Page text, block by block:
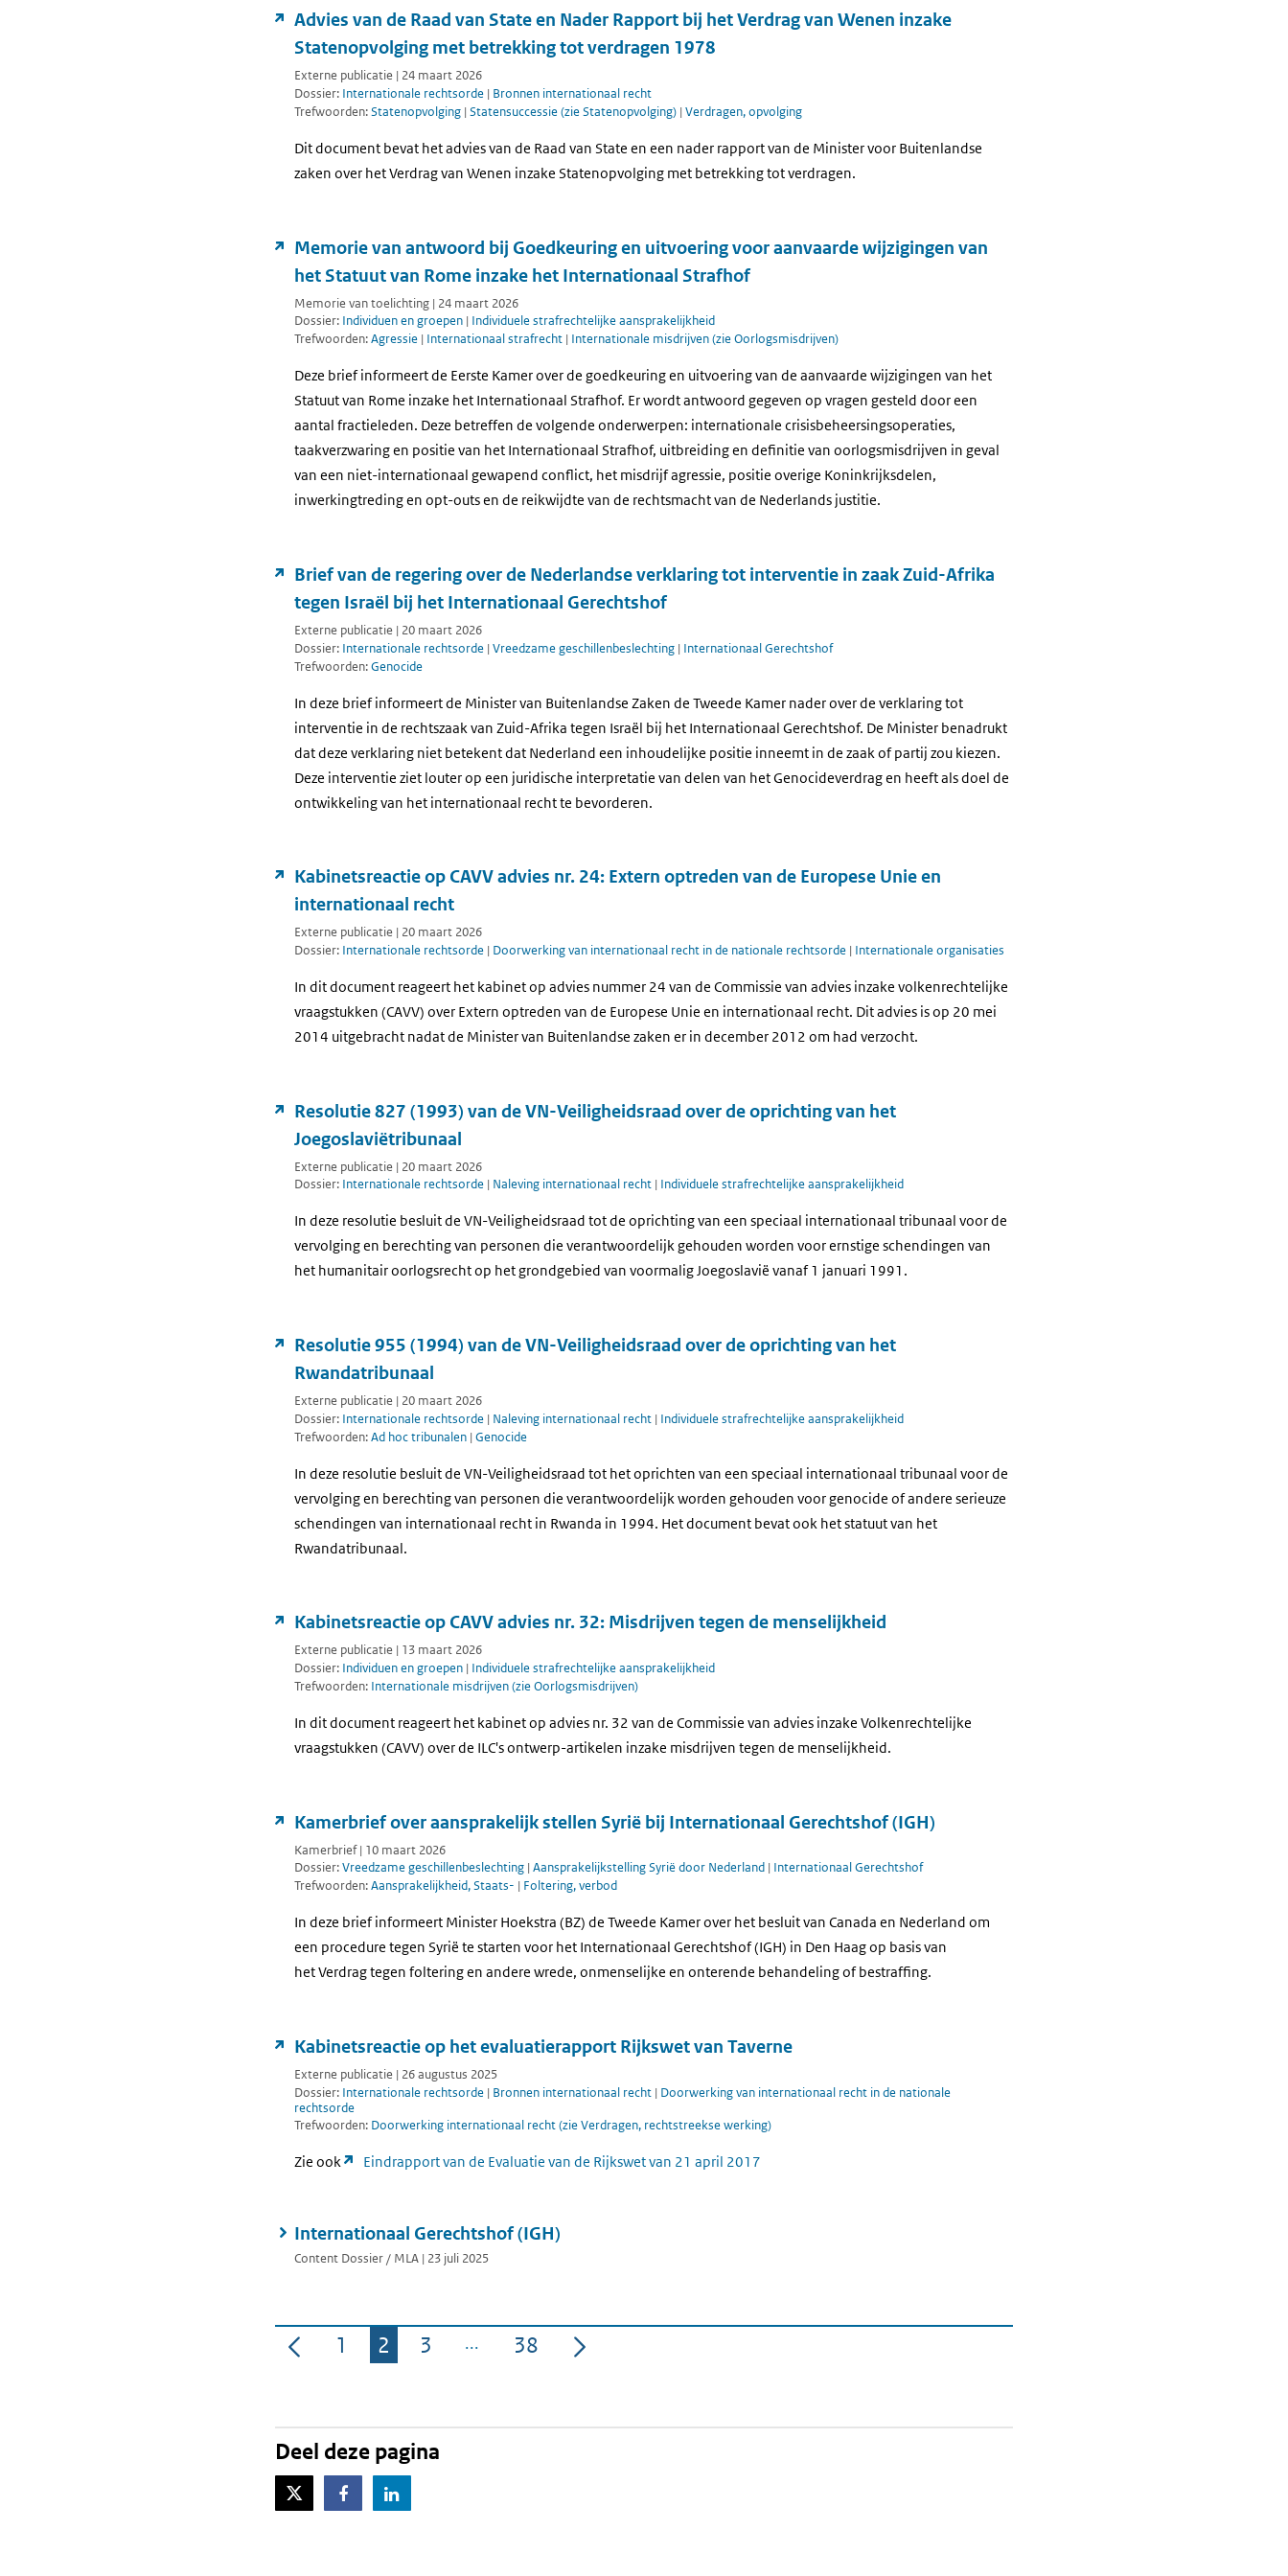
Advies van de Raad van State en Nader Rapport bij het Verdrag van Wenen inzake
Statenopvolging met betrekking tot verdragen 1978
Externe publicatie | 24 maart 2026
Dossier: Internationale rechtsorde | Bronnen internationaal recht
Trefwoorden:Statenopvolging | Statensuccessie (zie Statenopvolging) | Verdragen, opvolging
Dit document bevat het advies van de Raad van State en een nader rapport van de Minister voor Buitenlandse
zaken over het Verdrag van Wenen inzake Statenopvolging met betrekking tot verdragen.
Memorie van antwoord bij Goedkeuring en uitvoering voor aanvaarde wijzigingen van
het Statuut van Rome inzake het Internationaal Strafhof
Memorie van toelichting | 24 maart 2026
Dossier: Individuen en groepen | Individuele strafrechtelijke aansprakelijkheid
Trefwoorden:Agressie | Internationaal strafrecht | Internationale misdrijven (zie Oorlogsmisdrijven)
Deze brief informeert de Eerste Kamer over de goedkeuring en uitvoering van de aanvaarde wijzigingen van het
Statuut van Rome inzake het Internationaal Strafhof. Er wordt antwoord gegeven op vragen gesteld door een
aantal fractieleden. Deze betreffen de volgende onderwerpen: internationale crisisbeheersingsoperaties,
taakverzwaring en positie van het Internationaal Strafhof, uitbreiding en definitie van oorlogsmisdrijven in geval
van een niet-internationaal gewapend conflict, het misdrijf agressie, positie overige Koninkrijksdelen,
inwerkingtreding en opt-outs en de reikwijdte van de rechtsmacht van de Nederlands justitie.
Brief van de regering over de Nederlandse verklaring tot interventie in zaak Zuid-Afrika
tegen Israël bij het Internationaal Gerechtshof
Externe publicatie | 20 maart 2026
Dossier: Internationale rechtsorde | Vreedzame geschillenbeslechting | Internationaal Gerechtshof
Trefwoorden:Genocide
In deze brief informeert de Minister van Buitenlandse Zaken de Tweede Kamer nader over de verklaring tot
interventie in de rechtszaak van Zuid-Afrika tegen Israël bij het Internationaal Gerechtshof. De Minister benadrukt
dat deze verklaring niet betekent dat Nederland een inhoudelijke positie inneemt in de zaak of partij zou kiezen.
Deze interventie ziet louter op een juridische interpretatie van delen van het Genocideverdrag en heeft als doel de
ontwikkeling van het internationaal recht te bevorderen.
Kabinetsreactie op CAVV advies nr. 24: Extern optreden van de Europese Unie en
internationaal recht
Externe publicatie | 20 maart 2026
Dossier: Internationale rechtsorde | Doorwerking van internationaal recht in de nationale rechtsorde | Internationale organisaties
In dit document reageert het kabinet op advies nummer 24 van de Commissie van advies inzake volkenrechtelijke
vraagstukken (CAVV) over Extern optreden van de Europese Unie en internationaal recht. Dit advies is op 20 mei
2014 uitgebracht nadat de Minister van Buitenlandse zaken er in december 2012 om had verzocht.
Resolutie 827 (1993) van de VN-Veiligheidsraad over de oprichting van het
Joegoslaviëtribunaal
Externe publicatie | 20 maart 2026
Dossier: Internationale rechtsorde | Naleving internationaal recht | Individuele strafrechtelijke aansprakelijkheid
In deze resolutie besluit de VN-Veiligheidsraad tot de oprichting van een speciaal internationaal tribunaal voor de
vervolging en berechting van personen die verantwoordelijk gehouden worden voor ernstige schendingen van
het humanitair oorlogsrecht op het grondgebied van voormalig Joegoslavië vanaf 1 januari 1991.
Resolutie 955 (1994) van de VN-Veiligheidsraad over de oprichting van het
Rwandatribunaal
Externe publicatie | 20 maart 2026
Dossier: Internationale rechtsorde | Naleving internationaal recht | Individuele strafrechtelijke aansprakelijkheid
Trefwoorden:Ad hoc tribunalen | Genocide
In deze resolutie besluit de VN-Veiligheidsraad tot het oprichten van een speciaal internationaal tribunaal voor de
vervolging en berechting van personen die verantwoordelijk worden gehouden voor genocide of andere serieuze
schendingen van internationaal recht in Rwanda in 1994. Het document bevat ook het statuut van het
Rwandatribunaal.
Kabinetsreactie op CAVV advies nr. 32: Misdrijven tegen de menselijkheid
Externe publicatie | 13 maart 2026
Dossier: Individuen en groepen | Individuele strafrechtelijke aansprakelijkheid
Trefwoorden: Internationale misdrijven (zie Oorlogsmisdrijven)
In dit document reageert het kabinet op advies nr. 32 van de Commissie van advies inzake Volkenrechtelijke
vraagstukken (CAVV) over de ILC's ontwerp-artikelen inzake misdrijven tegen de menselijkheid.
Kamerbrief over aansprakelijk stellen Syrië bij Internationaal Gerechtshof (IGH)
Kamerbrief | 10 maart 2026
Dossier:Vreedzame geschillenbeslechting | Aansprakelijkstelling Syrië door Nederland | Internationaal Gerechtshof
Trefwoorden:Aansprakelijkheid, Staats- | Foltering, verbod
In deze brief informeert Minister Hoekstra (BZ) de Tweede Kamer over het besluit van Canada en Nederland om
een procedure tegen Syrië te starten voor het Internationaal Gerechtshof (IGH) in Den Haag op basis van
het Verdrag tegen foltering en andere wrede, onmenselijke en onterende behandeling of bestraffing.
Kabinetsreactie op het evaluatierapport Rijkswet van Taverne
Externe publicatie | 26 augustus 2025
Dossier: Internationale rechtsorde | Bronnen internationaal recht | Doorwerking van internationaal recht in de nationale
rechtsorde
Trefwoorden: Doorwerking internationaal recht (zie Verdragen, rechtstreekse werking)
Zie ook Eindrapport van de Evaluatie van de Rijkswet van 21 april 2017
Internationaal Gerechtshof (IGH)
Content Dossier / MLA | 23 juli 2025
Pagina
1 Pagina
2 Pagina
3 Pagina
38
Deel deze pagina
X-TwitterFacebookLinkedIn